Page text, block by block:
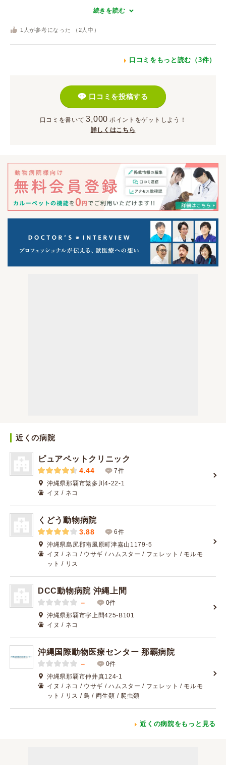
続きを読む
1 人が参考になった （ 2 人中）
口コミをもっと読む（3件）
口コミを投稿する
口コミを書いて 3,000 ポイント をゲットしよう！
詳しくはこちら
近くの病院
ピュアペットクリニック
4.44
7件
沖縄県那覇市繁多川4-22-1
イヌ / ネコ
くどう動物病院
3.88
6件
沖縄県島尻郡南風原町津嘉山1179-5
イヌ / ネコ / ウサギ / ハムスター / フェレット / モルモ
ット / リス
DCC動物病院 沖縄上間
－
0件
沖縄県那覇市字上間425-B101
イヌ / ネコ
沖縄国際動物医療センター 那覇病院
－
0件
沖縄県那覇市仲井真124-1
イヌ / ネコ / ウサギ / ハムスター / フェレット / モルモ
ット / リス / 鳥 / 両生類 / 爬虫類
近くの病院をもっと見る